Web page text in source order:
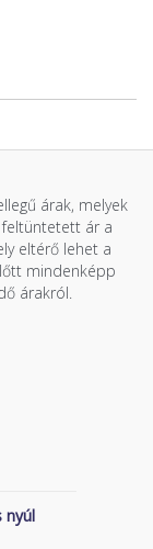
árak, melyek
ár a
eltérő lehet a
mindenképp
árakról.
nyúl